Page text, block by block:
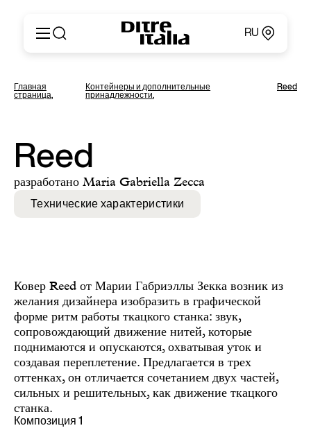
RU
Продукция
Каталоги и материалы
Ditre for Professionals
Точки продаж
Новости и пресса
Личный кабинет
English
Español
Русский
简体中文
Главная
страница,
Контейнеры и дополнительные
принадлежности,
Reed
Reed
разработано Maria Gabriella Zecca
Технические характеристики
Ковер Reed от Марии Габриэллы Зекка возник из
желания дизайнера изобразить в графической
форме ритм работы ткацкого станка: звук,
сопровождающий движение нитей, которые
поднимаются и опускаются, охватывая уток и
создавая переплетение. Предлагается в трех
оттенках, он отличается сочетанием двух частей,
сильных и решительных, как движение ткацкого
станка.
Композиция 1